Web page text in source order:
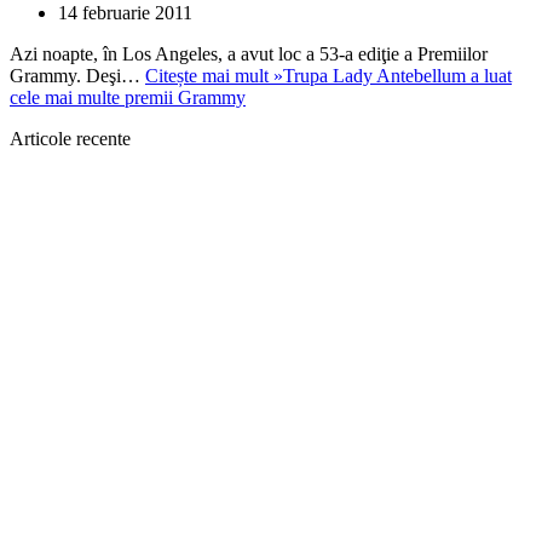
14 februarie 2011
Azi noapte, în Los Angeles, a avut loc a 53-a ediţie a Premiilor
Grammy. Deşi… Citește mai mult »Trupa Lady Antebellum a luat
cele mai multe premii Grammy
Articole recente